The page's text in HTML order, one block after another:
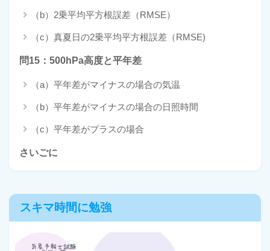
（b）2乗平均平方根誤差（RMSE）
（c）真夏日の2乗平均平方根誤差（RMSE)
問15：500hPa高度と平年差
（a）平年差がマイナスの場合の気温
（b）平年差がマイナスの場合の日照時間
（c）平年差がプラスの場合
さいごに
スキマ時間に勉強